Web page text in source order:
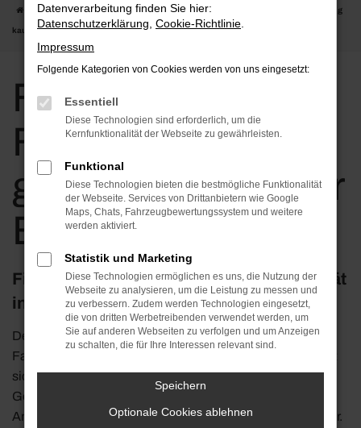
Startseite Frankfurt am Main Fiat Fiat 500C in Frankfurt am Main günstig
kaufen | für Berlin kaufen
Fiat 500C in
Frankfurt am Main
günstig kaufen | für
Berlin kaufen
Fiat 500C – die ideale Lösung für Mobilität
in Frankfurt am Main
Der Fiat 500C passt immer. Insbesondere, wenn es um
Fahrten in Frankfurt am Main und Umgebung geht, eignet
sich dieses Fahrzeug perfekt. Vor allem in der aktuellen
Generation unterstreicht der Hersteller seinen enormen
Anspruch und legt ein Fahrzeug voller Besonderheiten vor.
Datenverarbeitung finden Sie hier:
Datenschutzerklärung Cookie-Richtlinie
Impressum
Folgende Kategorien von Cookies werden von uns eingesetzt:
Essentiell
Diese Technologien sind erforderlich, um die
Kernfunktionalität der Webseite zu gewährleisten.
Funktional
Diese Technologien bieten die bestmögliche Funktionalität
der Webseite. Services von Drittanbietern wie Google
Maps, Chats, Fahrzeugbewertungssystem und weitere
werden aktiviert.
Statistik und Marketing
Diese Technologien ermöglichen es uns, die Nutzung der
Webseite zu analysieren, um die Leistung zu messen und
zu verbessern. Zudem werden Technologien eingesetzt,
die von dritten Werbetreibenden verwendet werden, um
Sie auf anderen Webseiten zu verfolgen und um Anzeigen
zu schalten, die für Ihre Interessen relevant sind.
Speichern
Optionale Cookies ablehnen